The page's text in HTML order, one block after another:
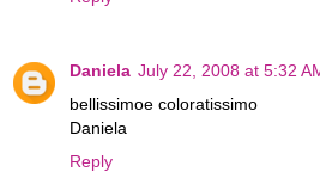
Daniela July 22, 2008 at 5:32
bellissimoe coloratissimo
Daniela
Reply